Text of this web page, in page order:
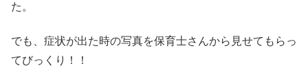
た。
でも、症状が出た時の写真を保育士さんから見せてもらっ
てびっくり！！